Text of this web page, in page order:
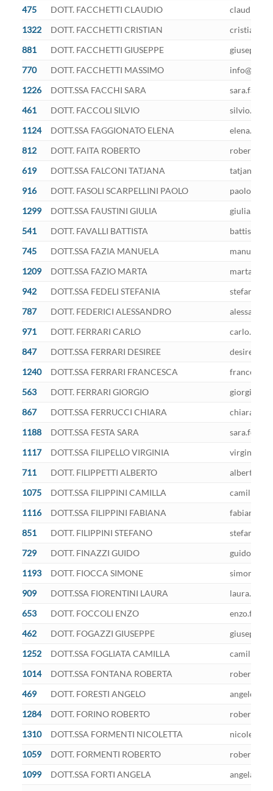
475
DOTT. FACCHETTI CLAUDIO
1322
DOTT. FACCHETTI CRISTIAN
881
DOTT. FACCHETTI GIUSEPPE
770
DOTT. FACCHETTI MASSIMO
1226
DOTT.SSA FACCHI SARA
461
DOTT. FACCOLI SILVIO
1124
DOTT.SSA FAGGIONATO ELENA
812
DOTT. FAITA ROBERTO
619
DOTT.SSA FALCONI TATJANA
916
DOTT. FASOLI SCARPELLINI PAOLO
1299
DOTT.SSA FAUSTINI GIULIA
541
DOTT. FAVALLI BATTISTA
745
DOTT.SSA FAZIA MANUELA
1209
DOTT.SSA FAZIO MARTA
942
DOTT.SSA FEDELI STEFANIA
787
DOTT. FEDERICI ALESSANDRO
971
DOTT. FERRARI CARLO
847
DOTT.SSA FERRARI DESIREE
1240
DOTT.SSA FERRARI FRANCESCA
563
DOTT. FERRARI GIORGIO
867
DOTT.SSA FERRUCCI CHIARA
1188
DOTT.SSA FESTA SARA
1117
DOTT.SSA FILIPELLO VIRGINIA
711
DOTT. FILIPPETTI ALBERTO
1075
DOTT.SSA FILIPPINI CAMILLA
1116
DOTT.SSA FILIPPINI FABIANA
851
DOTT. FILIPPINI STEFANO
729
DOTT. FINAZZI GUIDO
1193
DOTT. FIOCCA SIMONE
909
DOTT.SSA FIORENTINI LAURA
653
DOTT. FOCCOLI ENZO
462
DOTT. FOGAZZI GIUSEPPE
1252
DOTT.SSA FOGLIATA CAMILLA
1014
DOTT.SSA FONTANA ROBERTA
469
DOTT. FORESTI ANGELO
1284
DOTT. FORINO ROBERTO
1310
DOTT.SSA FORMENTI NICOLETTA
1059
DOTT. FORMENTI ROBERTO
1099
DOTT.SSA FORTI ANGELA